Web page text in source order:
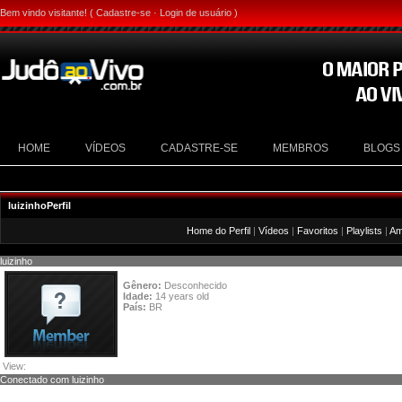
Bem vindo visitante! ( Cadastre-se · Login de usuário )
HOME VÍDEOS CADASTRE-SE MEMBROS BLOGS
luizinhoPerfil
Home do Perfil| Vídeos | Favoritos | Playlists |
luizinho
View:
Gênero: Desconhecido
Idade: 14 years old
País: BR
Conectado com luizinho